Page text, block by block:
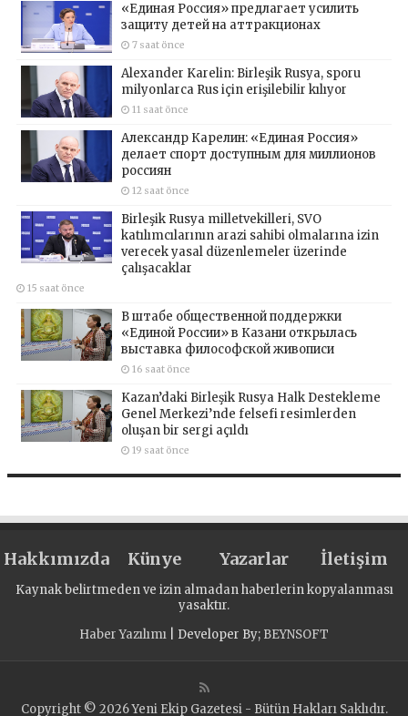
«Единая Россия» предлагает усилить
защиту детей на аттракционах
7 saat önce
Alexander Karelin: Birleşik Rusya, sporu
milyonlarca Rus için erişilebilir kılıyor
11 saat önce
Александр Карелин: «Единая Россия»
делает спорт доступным для миллионов
россиян
12 saat önce
Birleşik Rusya milletvekilleri, SVO
katılımcılarının arazi sahibi olmalarına izin
verecek yasal düzenlemeler üzerinde
çalışacaklar
15 saat önce
В штабе общественной поддержки
«Единой России» в Казани открылась
выставка философской живописи
16 saat önce
Kazan’daki Birleşik Rusya Halk Destekleme
Genel Merkezi’nde felsefi resimlerden
oluşan bir sergi açıldı
19 saat önce
Hakkımızda Künye Yazarlar İletişim
Kaynak belirtmeden ve izin almadan haberlerin kopyalanması
yasaktır.
Haber Yazılımı | Developer By; BEYNSOFT
Copyright © 2026 Yeni Ekip Gazetesi - Bütün Hakları Saklıdır.